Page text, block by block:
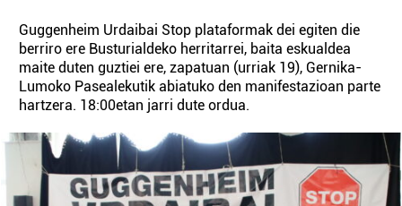
Guggenheim Urdaibai Stop plataformak dei egiten die
berriro ere Busturialdeko herritarrei, baita eskualdea
maite duten guztiei ere, zapatuan (urriak 19), Gernika-
Lumoko Pasealekutik abiatuko den manifestazioan parte
hartzera. 18:00etan jarri dute ordua.